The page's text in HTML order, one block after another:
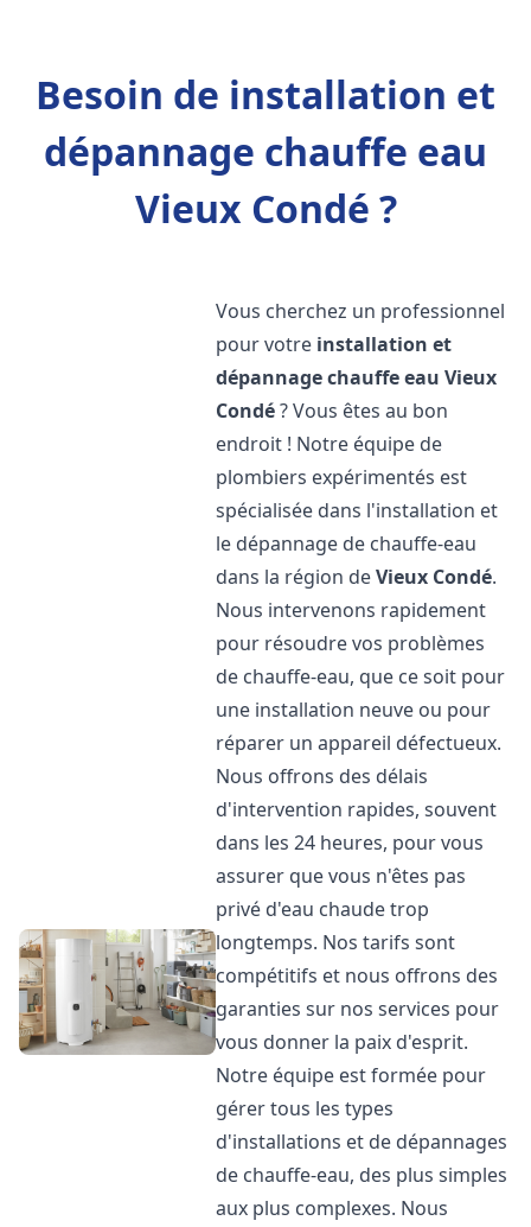
Besoin de installation et
dépannage chauffe eau
Vieux Condé ?
Vous cherchez un professionnel
pour votre installation et
dépannage chauffe eau Vieux
Condé? Vous êtes au bon
endroit ! Notre équipe de
plombiers expérimentés est
spécialisée dans l'installation et
le dépannage de chauffe-eau
dans la région deVieux Condé.
Nous intervenons rapidement
pour résoudre vos problèmes
de chauffe-eau, que ce soit pour
une installation neuve ou pour
réparer un appareil défectueux.
Nous offrons des délais
d'intervention rapides, souvent
dans les 24 heures, pour vous
assurer que vous n'êtes pas
privé d'eau chaude trop
longtemps. Nos tarifs sont
compétitifs et nous offrons des
garanties sur nos services pour
vous donner la paix d'esprit.
Notre équipe est formée pour
gérer tous les types
d'installations et de dépannages
de chauffe-eau, des plus simples
aux plus complexes. Nous